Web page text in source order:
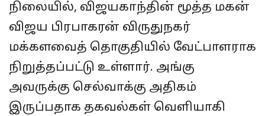
நிலையில், விஜயகாந்தின் மூத்த மகன்
விஜய பிரபாகரன் விருதுநகர்
மக்களவைத் தொகுதியில் வேட்பாளராக
நிறுத்தப்பட்டு உள்ளார். அங்கு
அவருக்கு செல்வாக்கு அதிகம்
இருப்பதாக தகவல்கள் வெளியாகி